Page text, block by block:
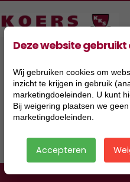
Deze website gebruikt
Wij gebruiken cookies om
inzicht te krijgen in gebruik
marketingdoeleinden. U kunt
Bij weigering plaatsen we
marketingdoeleinden.
Accepteren